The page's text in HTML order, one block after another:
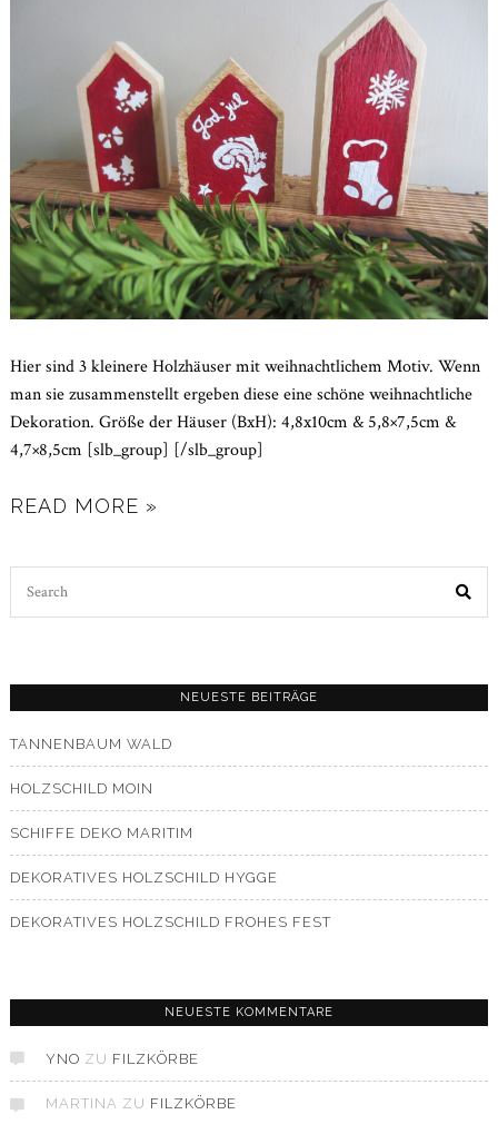
Hier sind 3 kleinere Holzhäuser mit weihnachtlichem Motiv. Wenn
man sie zusammenstellt ergeben diese eine schöne weihnachtliche
Dekoration. Größe der Häuser (BxH): 4,8x10cm & 5,8×7,5cm &
4,7×8,5cm [slb_group] [/slb_group]
READ MORE »
NEUESTE BEITRÄGE
TANNENBAUM WALD
HOLZSCHILD MOIN
SCHIFFE DEKO MARITIM
DEKORATIVES HOLZSCHILD HYGGE
DEKORATIVES HOLZSCHILD FROHES FEST
NEUESTE KOMMENTARE
YNO ZU FILZKÖRBE
MARTINA ZU FILZKÖRBE